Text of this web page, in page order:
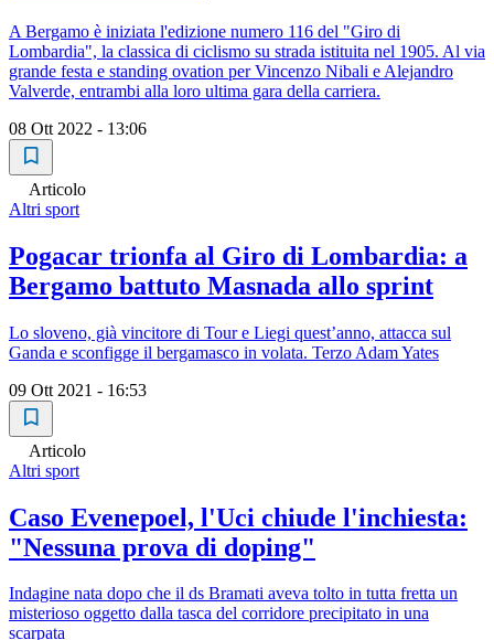
A Bergamo è iniziata l'edizione numero 116 del "Giro di
Lombardia", la classica di ciclismo su strada istituita nel 1905. Al via
grande festa e standing ovation per Vincenzo Nibali e Alejandro
Valverde, entrambi alla loro ultima gara della carriera.
08 Ott 2022 - 13:06
Articolo
Altri sport
Pogacar trionfa al Giro di Lombardia: a
Bergamo battuto Masnada allo sprint
Lo sloveno, già vincitore di Tour e Liegi quest’anno, attacca sul
Ganda e sconfigge il bergamasco in volata. Terzo Adam Yates
09 Ott 2021 - 16:53
Articolo
Altri sport
Caso Evenepoel, l'Uci chiude l'inchiesta:
"Nessuna prova di doping"
Indagine nata dopo che il ds Bramati aveva tolto in tutta fretta un
misterioso oggetto dalla tasca del corridore precipitato in una
scarpata